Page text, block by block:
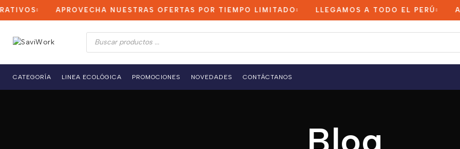
APROVECHA NUESTRAS OFERTAS POR TIEMPO LIMITADO LLEGAMOS A TODO EL PERÚ
Búsqueda
CATEGORÍA LINEA ECOLÓGICA PROMOCIONES NOVEDADES CONTÁCTANOS